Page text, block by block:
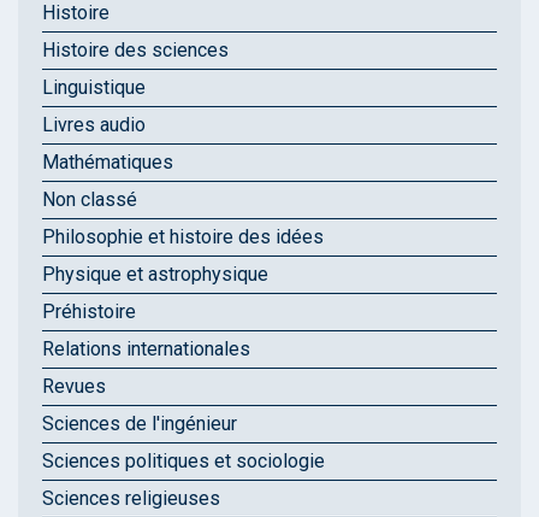
Histoire
Histoire des sciences
Linguistique
Livres audio
Mathématiques
Non classé
Philosophie et histoire des idées
Physique et astrophysique
Préhistoire
Relations internationales
Revues
Sciences de l'ingénieur
Sciences politiques et sociologie
Sciences religieuses